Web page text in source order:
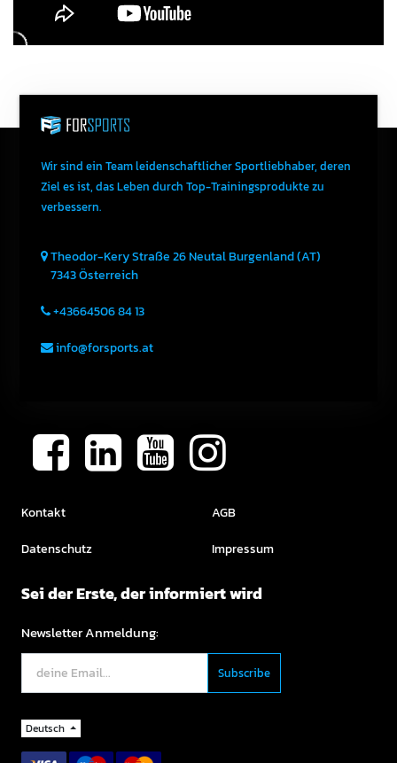
Wir sind ein Team leidenschaftlicher Sportliebhaber, deren
Ziel es ist, das Leben durch Top-Trainingsprodukte zu
verbessern.
Theodor-Kery Straße 26NeutalBurgenland (AT)
7343Österreich
+43664506 84 13
info@forsports.at
Kontakt
Datenschutz
AGB
Impressum
Sei der Erste, der informiert wird
Newsletter Anmeldung:
Deutsch